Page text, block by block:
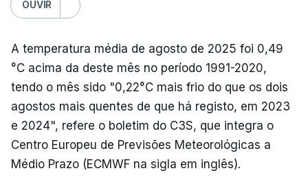
OUVIR
A temperatura média de agosto de 2025 foi 0,49
°C acima da deste mês no período 1991-2020,
tendo o mês sido "0,22°C mais frio do que os dois
agostos mais quentes de que há registo, em 2023
e 2024", refere o boletim do C3S, que integra o
Centro Europeu de Previsões Meteorológicas a
Médio Prazo (ECMWF na sigla em inglês).